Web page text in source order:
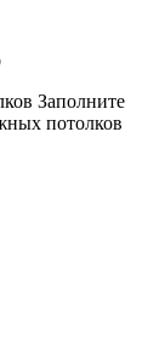
Заполните
потолков